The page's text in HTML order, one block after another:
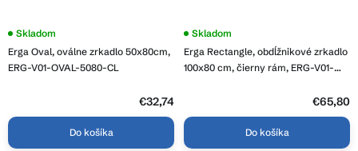
Erga Oval, oválne zrkadlo 50x80cm,
ERG-V01-OVAL-5080-CL
Skladom
€32,74
Do košíka
Erga Rectangle, obdĺžnikové zrkadlo
100x80 cm, čierny rám, ERG-V01-
Skladom
€65,80
Do košíka